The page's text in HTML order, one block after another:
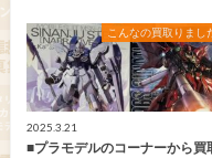
こんなの買取りまし
2025.3.21
■プラモデルのコーナーから買